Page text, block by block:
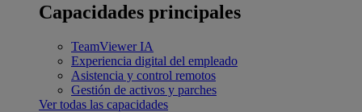
Capacidades principales
TeamViewer IA
Experiencia digital del empleado
Asistencia y control remotos
Gestión de activos y parches
Ver todas las capacidades